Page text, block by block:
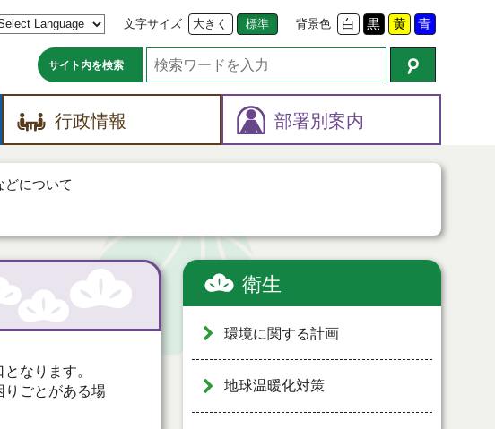
文字サイズ 大きく 標準 背景色 白 黒 黄 青
サイト内を検索
行政情報 部署別案内
どについて
なります。
りごとがある場
衛生
環境に関する計画
地球温暖化対策